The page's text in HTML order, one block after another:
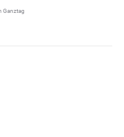
Ganztag